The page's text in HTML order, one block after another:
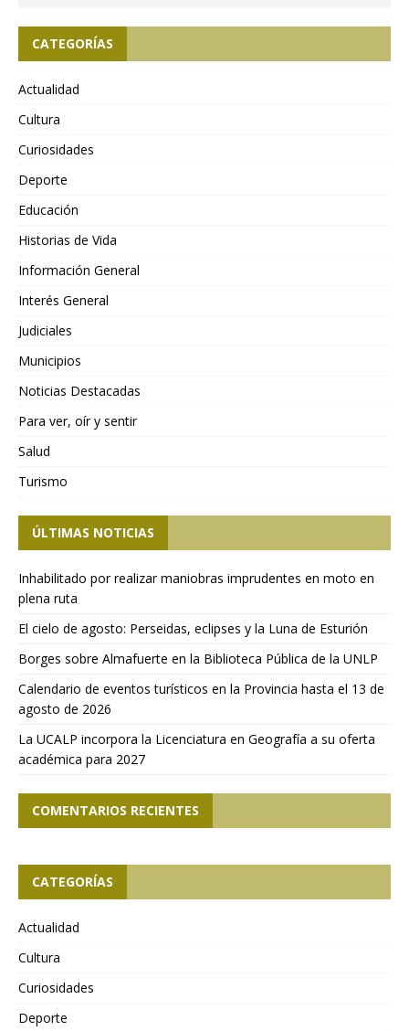
CATEGORÍAS
Actualidad
Cultura
Curiosidades
Deporte
Educación
Historias de Vida
Información General
Interés General
Judiciales
Municipios
Noticias Destacadas
Para ver, oír y sentir
Salud
Turismo
ÚLTIMAS NOTICIAS
Inhabilitado por realizar maniobras imprudentes en moto en
plena ruta
El cielo de agosto: Perseidas, eclipses y la Luna de Esturión
Borges sobre Almafuerte en la Biblioteca Pública de la UNLP
Calendario de eventos turísticos en la Provincia hasta el 13 de
agosto de 2026
La UCALP incorpora la Licenciatura en Geografía a su oferta
académica para 2027
COMENTARIOS RECIENTES
CATEGORÍAS
Actualidad
Cultura
Curiosidades
Deporte